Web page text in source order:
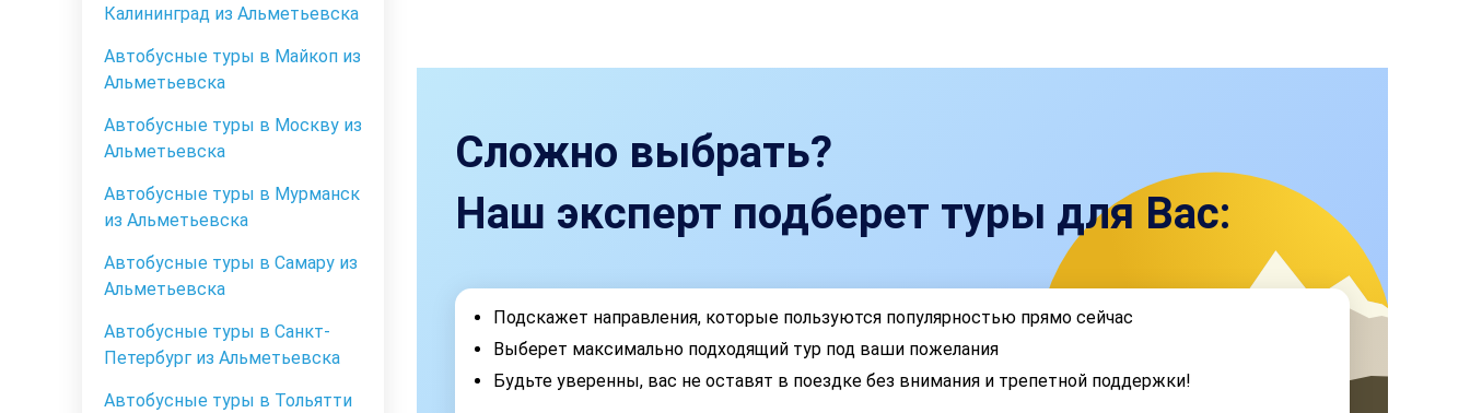
Калининград из Альметьевска
Автобусные туры в Майкоп из
Альметьевска
Автобусные туры в Москву из
Альметьевска
Автобусные туры в Мурманск
из Альметьевска
Автобусные туры в Самару из
Альметьевска
Автобусные туры в Санкт-
Петербург из Альметьевска
Автобусные туры в Тольятти
Сложно выбрать?
Наш эксперт подберет туры для Вас:
Подскажет направления, которые пользуются популярностью прямо сейчас
Выберет максимально подходящий тур под ваши пожелания
Будьте уверенны, вас не оставят в поездке без внимания и трепетной поддержки!